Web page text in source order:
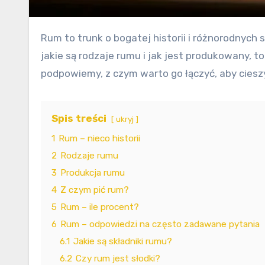
Rum to trunk o bogatej historii i różnorodnych smakach, który można delektować na wiele sposobów. Jeśli zastanawiasz się, z czym najlepiej pić rum,
jakie są rodzaje rumu i jak jest produkowany,
podpowiemy, z czym warto go łączyć, aby
Spis treści ukryj
1 Rum – nieco historii
2 Rodzaje rumu
3 Produkcja rumu
4 Z czym pić rum?
5 Rum – ile procent?
6 Rum – odpowiedzi na często zadawane pytania
6.1 Jakie są składniki rumu?
6.2 Czy rum jest słodki?